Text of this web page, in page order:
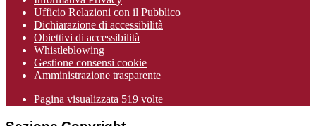
Ufficio Relazioni con il Pubblico
Dichiarazione di accessibilità
Obiettivi di accessibilità
Whistleblowing
Gestione consensi cookie
Amministrazione trasparente
Pagina visualizzata 519 volte